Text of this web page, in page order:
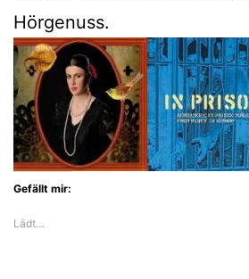
Hörgenuss.
Gefällt mir:
Lädt…